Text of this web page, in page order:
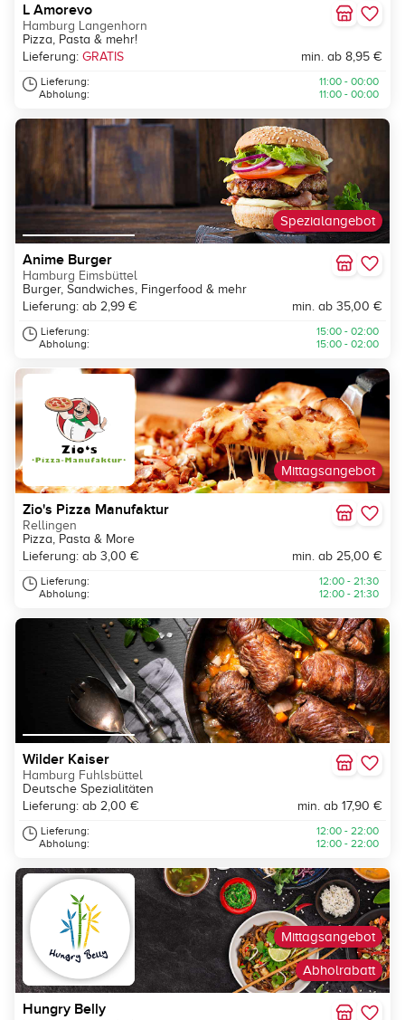
L Amorevo
Hamburg Langenhorn
Pizza, Pasta & mehr!
Lieferung: GRATIS min. ab 8,95 €
Lieferung:
Abholung:
11:00 - 00:00
11:00 - 00:00
Spezialangebot
Anime Burger
Hamburg Eimsbüttel
Burger, Sandwiches, Fingerfood & mehr
Lieferung: ab 2,99 €
min. ab 35,00 €
Lieferung:
Abholung:
15:00 - 02:00
15:00 - 02:00
Mittagsangebot
Zio's Pizza Manufaktur
Rellingen
Pizza, Pasta & More
Lieferung: ab 3,00 €
min. ab 25,00 €
Lieferung:
Abholung:
12:00 - 21:30
12:00 - 21:30
Wilder Kaiser
Hamburg Fuhlsbüttel
Deutsche Spezialitäten
Lieferung: ab 2,00 €
min. ab 17,90 €
Lieferung:
Abholung:
12:00 - 22:00
12:00 - 22:00
Abholrabatt
Mittagsangebot
Hungry Belly